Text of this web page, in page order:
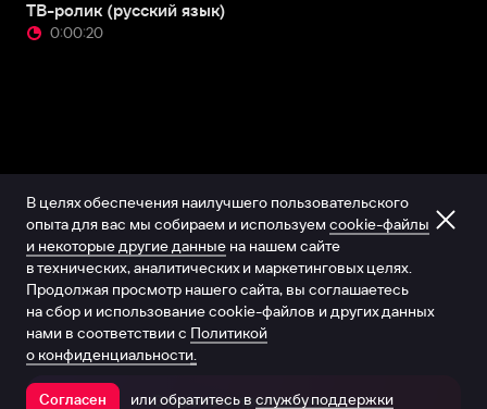
ТВ-ролик (русский язык)
0:00:20
Открыть в приложении
В целях обеспечения наилучшего пользовательского
опыта для вас мы собираем и используем cookie-файлы
и некоторые другие данные на нашем сайте
в технических, аналитических и маркетинговых целях.
Продолжая просмотр нашего сайта, вы соглашаетесь
на сбор и использование cookie-файлов и других данных
нами в соответствии с Политикой
о конфиденциальности.
Согласен или обратитесь в службу поддержки